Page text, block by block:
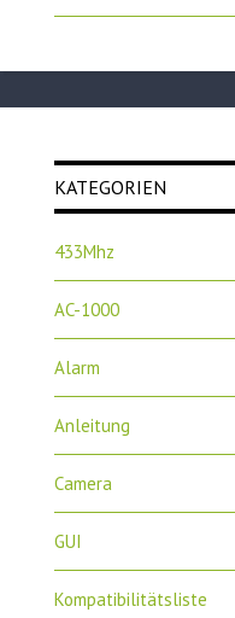
KATEGORIEN
433Mhz
AC-1000
Alarm
Anleitung
Camera
GUI
Kompatibilitätsliste